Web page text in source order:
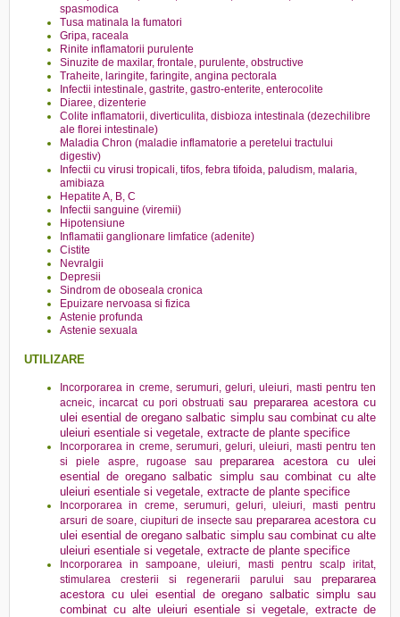
spasmodica
Tusa matinala la fumatori
Gripa, raceala
Rinite inflamatorii purulente
Sinuzite de maxilar, frontale, purulente, obstructive
Traheite, laringite, faringite, angina pectorala
Infectii intestinale, gastrite, gastro-enterite, enterocolite
Diaree, dizenterie
Colite inflamatorii, diverticulita, disbioza intestinala (dezechilibre
ale florei intestinale)
Maladia Chron (maladie inflamatorie a peretelui tractului
digestiv)
Infectii cu virusi tropicali, tifos, febra tifoida, paludism, malaria,
amibiaza
Hepatite A, B, C
Infectii sanguine (viremii)
Hipotensiune
Inflamatii ganglionare limfatice (adenite)
Cistite
Nevralgii
Depresii
Sindrom de oboseala cronica
Epuizare nervoasa si fizica
Astenie profunda
Astenie sexuala
UTILIZARE
Incorporarea in creme, serumuri, geluri, uleiuri, masti pentru ten
acneic, incarcat cu pori obstruatisau prepararea acestora cu
ulei esential de oregano salbatic simplu sau combinat cu alte
uleiuri esentiale si vegetale, extracte de plante specifice
Incorporarea in creme, serumuri, geluri, uleiuri, masti pentru ten
si piele aspre, rugoase sauprepararea acestora cu ulei
esential de oregano salbatic simplu sau combinat cu alte
uleiuri esentiale si vegetale, extracte de plante specifice
Incorporarea in creme, serumuri, geluri, uleiuri, masti pentru
arsuri de soare, ciupituri de insecte sau prepararea acestora cu
ulei esential de oregano salbatic simplu sau combinat cu alte
uleiuri esentiale si vegetale, extracte de plante specifice
Incorporarea in sampoane, uleiuri, masti pentru scalp iritat,
stimularea cresterii si regenerarii parului sau prepararea
acestora cu ulei esential de oregano salbatic simplu sau
combinat cu alte uleiuri esentiale si vegetale, extracte de